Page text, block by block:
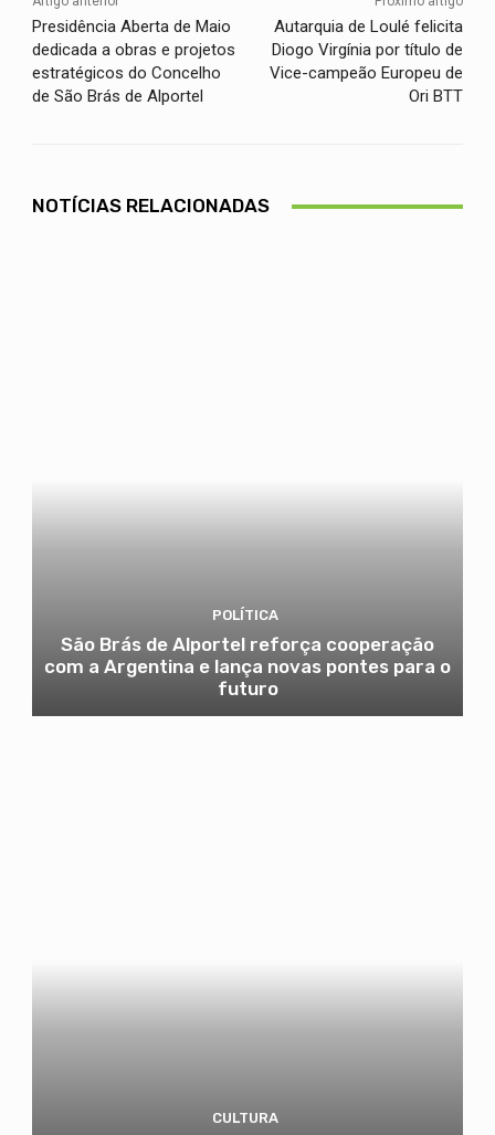
Presidência Aberta de Maio
dedicada a obras e projetos
estratégicos do Concelho
de São Brás de Alportel
Autarquia de Loulé felicita
Diogo Virgínia por título de
Vice-campeão Europeu de
Ori BTT
NOTÍCIAS RELACIONADAS
POLÍTICA
São Brás de Alportel reforça cooperação
com a Argentina e lança novas pontes para o
futuro
CULTURA